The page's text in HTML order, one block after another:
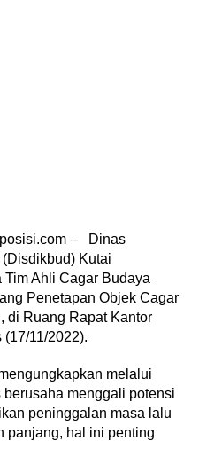
– Dinas
Kutai
Tim Ahli Cagar Budaya
Penetapan Objek Cagar
di Ruang Rapat Kantor
11/2022).
melalui
menggali potensi
peninggalan masa lalu
panjang, hal ini penting